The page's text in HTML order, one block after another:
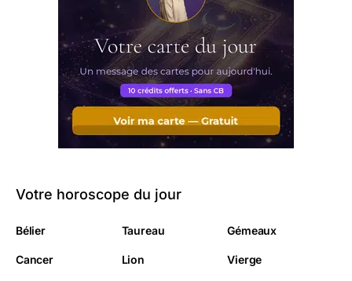
Votre horoscope du jour
Bélier Taureau Gémeaux
Cancer Lion Vierge